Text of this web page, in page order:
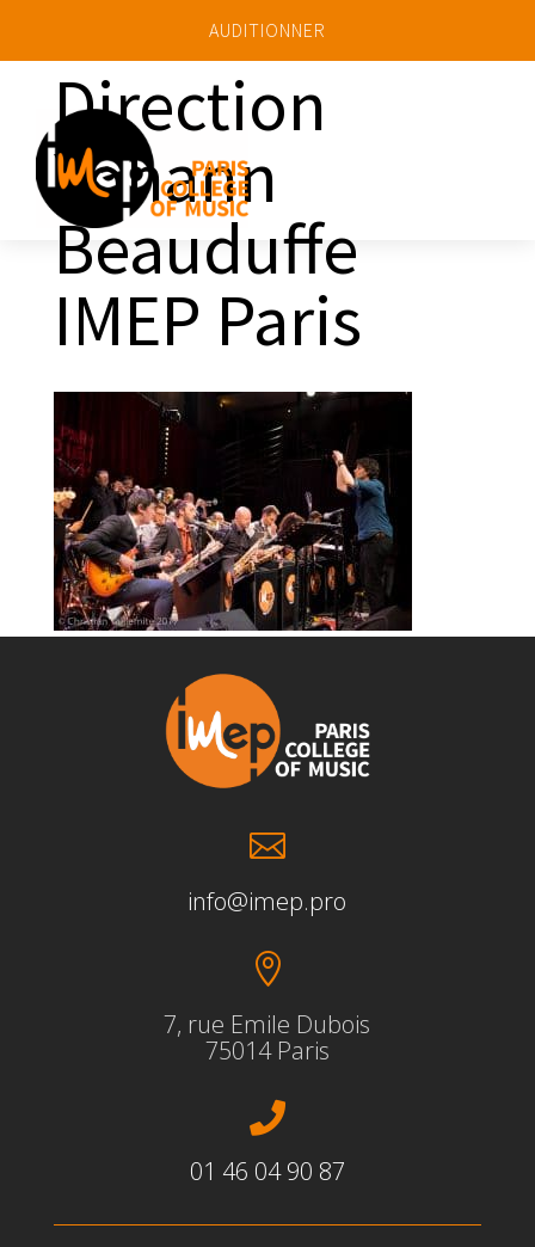
AUDITIONNER
Direction
Yohann
Beauduffe
IMEP Paris

info@imep.pro

7, rue Emile Dubois
75014 Paris

01 46 04 90 87